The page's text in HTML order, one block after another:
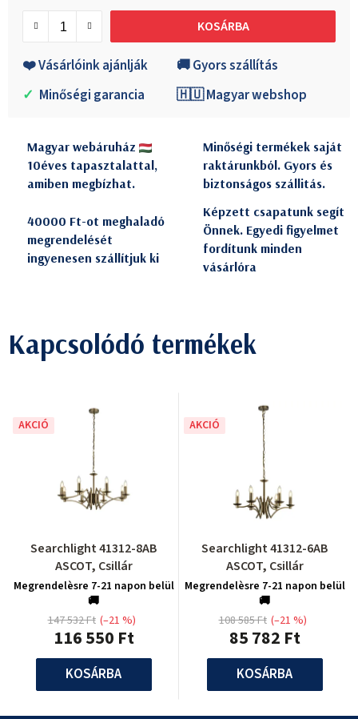
KOSÁRBA
❤️ Vásárlóink ajánlják
🚚 Gyors szállítás
✓ Minőségi garancia 🇭🇺 Magyar webshop
Magyar webáruház
10éves tapasztalattal,
amiben megbízhat.
Minőségi termékek saját
raktárunkból. Gyors és
biztonságos szállitás.
40000 Ft-ot meghaladó
megrendelését
ingyenesen szállítjuk ki
Képzett csapatunk segít
Önnek. Egyedi figyelmet
fordítunk minden
vásárlóra
Kapcsolódó termékek
AKCIÓ
Searchlight 41312-8AB
ASCOT, Csillár
Megrendelèsre 7-21 napon belül
🚚
116 550 Ft
147 532 Ft (–21 %)
KOSÁRBA
AKCIÓ
Searchlight 41312-6AB
ASCOT, Csillár
Megrendelèsre 7-21 napon belül
🚚
85 782 Ft
108 585 Ft (–21 %)
KOSÁRBA